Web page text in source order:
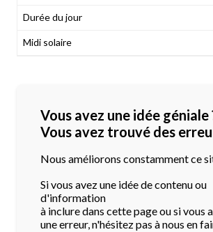
Vous avez une idée géniale
Vous avez trouvé des
Nous améliorons constamment ce
Si vous avez une idée de contenu ou
d'information
à inclure dans cette page ou si vous
une erreur, n'hésitez pas à nous en